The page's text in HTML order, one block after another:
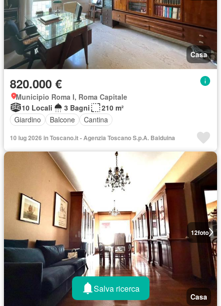
Casa
820.000 €
Municipio Roma I, Roma Capitale
10 Locali
3 Bagni
210 m²
Giardino
Balcone Cantina
10 lug 2026 in Toscano.it - Agenzia Toscano S.p.A. Balduina
12foto
Casa
Salva ricerca